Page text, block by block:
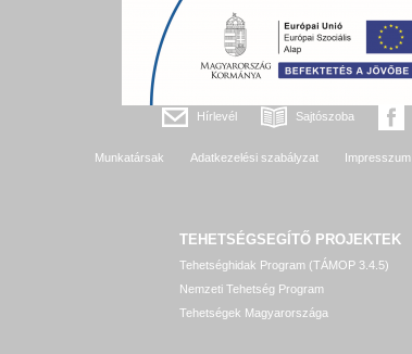
Hírlevél Sajtószoba
Munkatársak Adatkezelési szabályzat Impresszum
TEHETSÉGSEGÍTŐ PROJEKTEK
Tehetséghidak Program (TÁMOP 3.4.5)
Nemzeti Tehetség Program
Tehetségek Magyarországa